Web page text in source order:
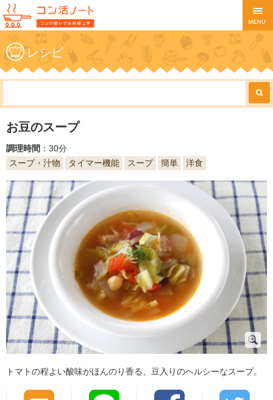
レシピ
お豆のスープ
調理時間 ：30分
スープ・汁物
タイマー機能 スープ 簡単 洋食
トマトの程よい酸味がほんのり香る、豆入りのヘルシーなスープ。